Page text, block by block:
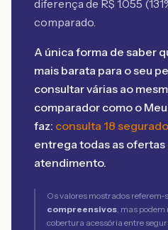
diferença de R$ 1.055 (131
comparado.
A única forma de saber
mais barata para o seu
consultar várias ao
comparador como o
faz: consulta 18
entrega todas as ofertas
atendimento.
Os valores mostrados referem-
compreensivos, mas
cobertura acessória entre